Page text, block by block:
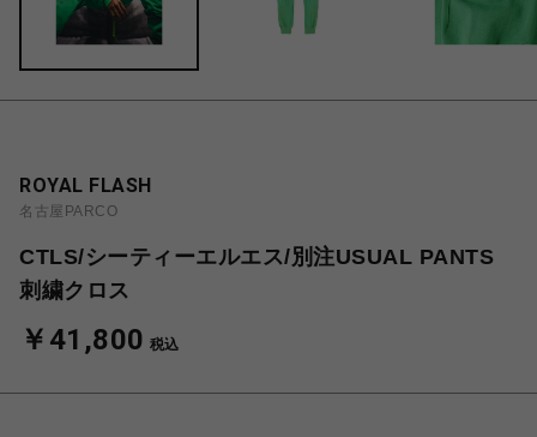
ROYAL FLASH
名古屋PARCO
CTLS/シーティーエルエス/別注USUAL PANTS
刺繍クロス
￥41,800 税込